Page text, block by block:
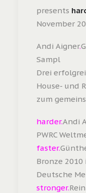
presents
November
Andi Aigner.
Sampl
Drei
House- und
zum
harder.Andi
PWRC
faster.
Bronze
Deutsche
stronger.